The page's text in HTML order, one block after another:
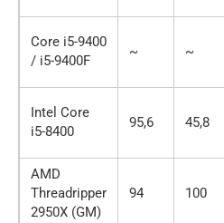
Core i5-9400
/ i5-9400F
~ ~
Intel Core
i5-8400
95,6 45,8
AMD
Threadripper
2950X (GM)
94 100